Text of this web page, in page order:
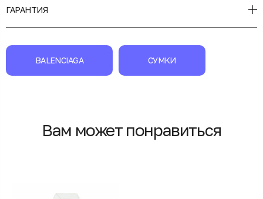
ГАРАНТИЯ
BALENCIAGA СУМКИ
Вам может понравиться